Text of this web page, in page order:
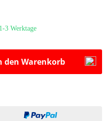
3 Werktage
den Warenkorb